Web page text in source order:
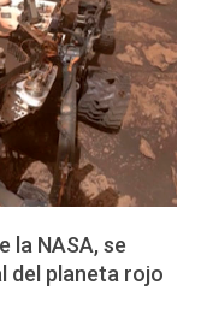
la NASA, se
del planeta rojo